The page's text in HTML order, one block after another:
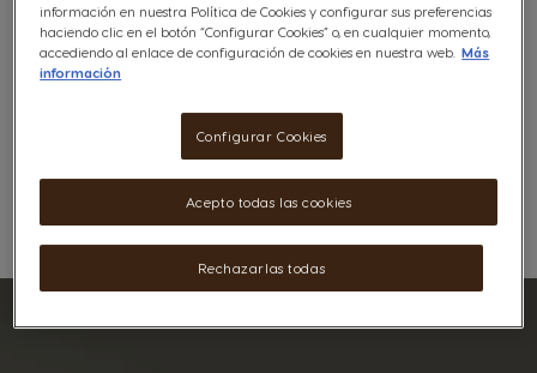
Lista De Deseos
Lista De Deseos
información en nuestra Política de Cookies y configurar sus preferencias
haciendo clic en el botón “Configurar Cookies” o, en cualquier momento,
accediendo al enlace de configuración de cookies en nuestra web. Más
información
Configurar Cookies
Rechazarlas todas
Acepto todas las cookies